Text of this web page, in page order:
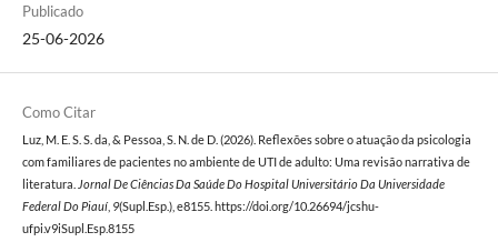
Publicado
25-06-2026
Como Citar
Luz, M. E. S. S. da, & Pessoa, S. N. de D. (2026). Reflexões sobre o atuação da psicologia
com familiares de pacientes no ambiente de UTI de adulto: Uma revisão narrativa de
literatura. Jornal De Ciências Da Saúde Do Hospital Universitário Da Universidade
Federal Do Piauí, 9(Supl.Esp.), e8155. https://doi.org/10.26694/jcshu-
ufpi.v9iSupl.Esp.8155